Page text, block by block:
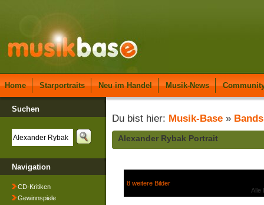
Home Starportraits Neu im Handel Musik-News
Suchen
Navigation
CD-Kritiken
Gewinnspiele
Du bist hier: Musik-Base » Bands
Alexander Rybak Portrait
8 weitere Bilder
Alle